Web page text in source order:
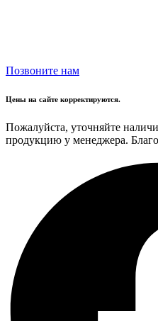
Позвоните нам
Цены на сайте корректируются.
Пожалуйста, уточняйте
продукцию у менеджера.